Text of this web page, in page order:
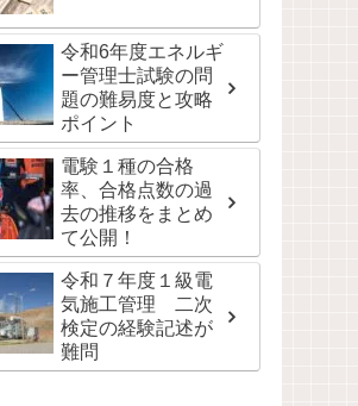
令和6年度エネルギ
ー管理士試験の問
題の難易度と攻略
ポイント
電験１種の合格
率、合格点数の過
去の推移をまとめ
て公開！
令和７年度１級電
気施工管理 二次
検定の経験記述が
難問